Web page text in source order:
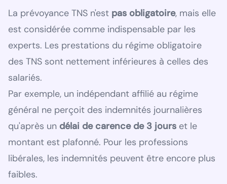
La prévoyance TNS n'est pas obligatoire, mais elle
est considérée comme indispensable par les
experts. Les prestations du régime obligatoire
des TNS sont nettement inférieures à celles des
salariés.
Par exemple, un indépendant affilié au régime
général ne perçoit des indemnités journalières
qu'après un délai de carence de 3 jours et le
montant est plafonné. Pour les professions
libérales, les indemnités peuvent être encore plus
faibles.